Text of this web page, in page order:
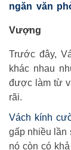
ngăn văn
Vượng
Trước đây,
khác nhau
được làm từ
rãi.
Vách kính
gấp nhiều lần
nó còn có